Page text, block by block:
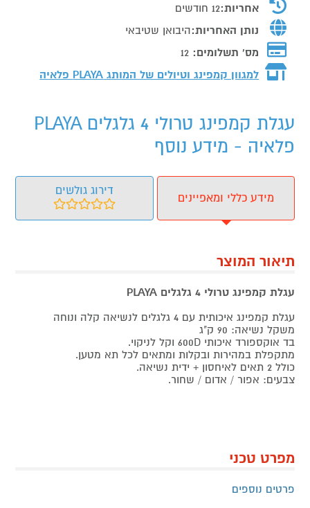
אחריות:12 חודשים
נותן האחריות:היבואן שטיבאי
מס' תשלומים: 12
למגוון קמפינג וטיולים של המותג PLAYA פלאיה
עגלת קמפינג טרולי 4 גלגלים PLAYA
פלאיה - מידע נוסף
מידע כללי ומאפיינים
דירוג גולשים
תיאור המוצר
עגלת קמפינג טרולי 4 גלגלים PLAYA
עגלת קמפינג איכותית עם 4 גלגלים לנשיאה קלה ונוחה
משקל נשיאה: 90 ק"ג
בד אוקספורד איכותי 600D וקל לניקוי.
מתקפלת במהירות ובקלות ומתאים לכל תא מטען.
כולל 2 תאים לאיחסון + ידית נשיאה.
צבעים: אפור / אדום / שחור.
מפרט טכני
פרטים נוספים